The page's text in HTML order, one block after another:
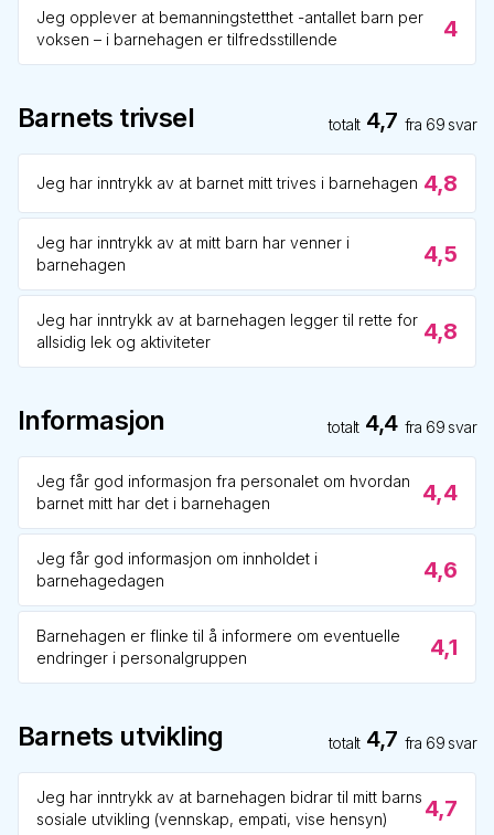
Jeg opplever at bemanningstetthet -antallet barn per
voksen – i barnehagen er tilfredsstillende
4
Barnets trivsel totalt 4,7 fra 69 svar
Jeg har inntrykk av at barnet mitt trives i barnehagen 4,8
Jeg har inntrykk av at mitt barn har venner i
barnehagen
4,5
Jeg har inntrykk av at barnehagen legger til rette for
allsidig lek og aktiviteter
4,8
Informasjon totalt 4,4 fra 69 svar
Jeg får god informasjon fra personalet om hvordan
barnet mitt har det i barnehagen
4,4
Jeg får god informasjon om innholdet i
barnehagedagen
4,6
Barnehagen er flinke til å informere om eventuelle
endringer i personalgruppen
4,1
Barnets utvikling totalt 4,7 fra 69 svar
Jeg har inntrykk av at barnehagen bidrar til mitt barns
sosiale utvikling (vennskap, empati, vise hensyn)
4,7